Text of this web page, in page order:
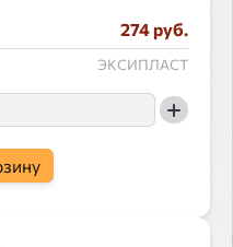
274 руб.
ЭКСИПЛАСТ